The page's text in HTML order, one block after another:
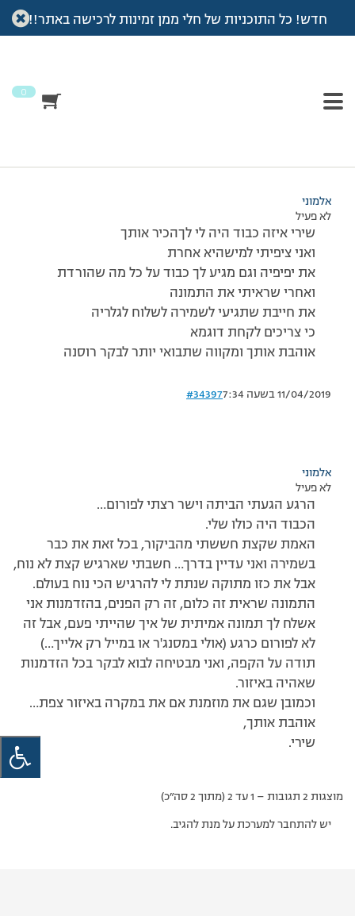
חדש! כל התוכניות של חלי ממן זמינות לרכישה באתר!!
0
עמוד הבית >דיונים>פורום >שירי תודה על הביקור
מוצגות 2 תגובות – 1 עד 2 (מתוך 2 סה״כ)
אלמוני
לא פעיל
שירי איזה כבוד היה לי לךהכיר אותך
ואני ציפיתי למישהיא אחרת
את יפיפיה וגם מגיע לך כבוד על כל מה שהורדת
ואחרי שראיתי את התמונה
את חייבת שתגיעי לשמירה לשלוח לגלריה
כי צריכים לקחת דוגמא
אוהבת אותך ומקווה שתבואי יותר לבקר רוסנה
11/04/2019 בשעה 7:34 #34397
אלמוני
לא פעיל
הרגע הגעתי הביתה וישר רצתי לפורום…
הכבוד היה כולו שלי.
האמת שקצת חששתי מהביקור, בכל זאת את כבר
בשמירה ואני עדיין בדרך… חשבתי שארגיש קצת לא נוח,
אבל את כזו מתוקה שנתת לי להרגיש הכי נוח בעולם.
התמונה שראית זה כלום, זה רק הפנים, בהזדמנות אני
אשלח לך תמונה אמיתית של איך שהייתי פעם, אבל זה
לא לפורום כרגע (אולי במסנג'ר או במייל רק אלייך…)
תודה על הקפה, ואני מבטיחה לבוא לבקר בכל הזדמנות
שאהיה באיזור.
וכמובן שגם את מוזמנת אם את במקרה באיזור צפת…
אוהבת אותך,
שירי.
מוצגות 2 תגובות – 1 עד 2 (מתוך 2 סה״כ)
יש להתחבר למערכת על מנת להגיב.